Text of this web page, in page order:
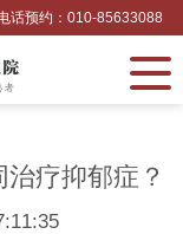
话预约：010-85633088
疗抑郁症？